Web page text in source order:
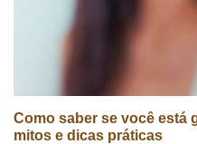
Como saber se você está
mitos e dicas práticas